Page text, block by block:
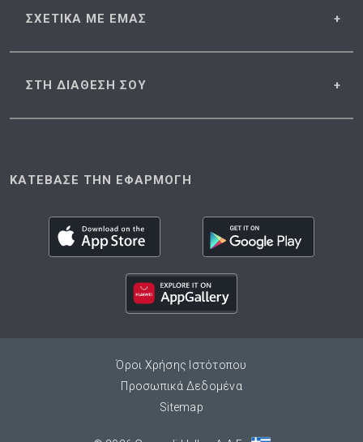
ΣΧΕΤΙΚΑ ΜΕ ΕΜΑΣ
ΣΤΗ ΔΙΑΘΕΣΗ ΣΟΥ
ΚΑΤΕΒΑΣΕ ΤΗΝ ΕΦΑΡΜΟΓΗ
Όροι Χρήσης Ιστότοπου
Προσωπικά Δεδομένα
Sitemap